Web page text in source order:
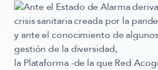
Ante el Estado de Alarma
crisis sanitaria creada por la
y ante el conocimiento de
gestión de la diversidad,
la Plataforma -de la que Red